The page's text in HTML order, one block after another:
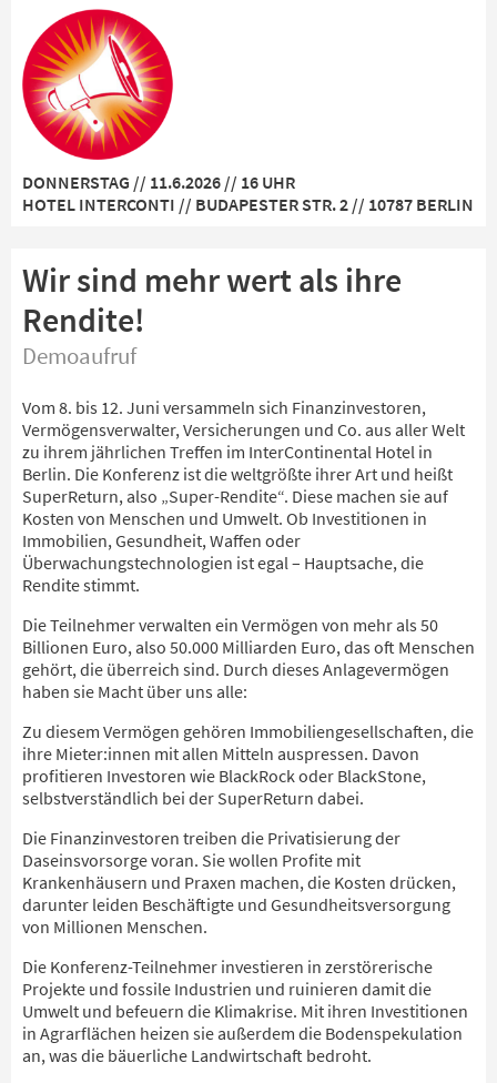
DONNERSTAG // 11.6.2026 // 16 UHR
HOTEL INTERCONTI // BUDAPESTER STR. 2 // 10787 BERLIN
Wir sind mehr wert als ihre
Rendite!
Demoaufruf
Vom 8. bis 12. Juni versammeln sich Finanzinvestoren,
Vermögensverwalter, Versicherungen und Co. aus aller Welt
zu ihrem jährlichen Treffen im InterContinental Hotel in
Berlin. Die Konferenz ist die weltgrößte ihrer Art und heißt
SuperReturn, also „Super-Rendite“. Diese machen sie auf
Kosten von Menschen und Umwelt. Ob Investitionen in
Immobilien, Gesundheit, Waffen oder
Überwachungstechnologien ist egal – Hauptsache, die
Rendite stimmt.
Die Teilnehmer verwalten ein Vermögen von mehr als 50
Billionen Euro, also 50.000 Milliarden Euro, das oft Menschen
gehört, die überreich sind. Durch dieses Anlagevermögen
haben sie Macht über uns alle:
Zu diesem Vermögen gehören Immobiliengesellschaften, die
ihre Mieter:innen mit allen Mitteln auspressen. Davon
profitieren Investoren wie BlackRock oder BlackStone,
selbstverständlich bei der SuperReturn dabei.
Die Finanzinvestoren treiben die Privatisierung der
Daseinsvorsorge voran. Sie wollen Profite mit
Krankenhäusern und Praxen machen, die Kosten drücken,
darunter leiden Beschäftigte und Gesundheitsversorgung
von Millionen Menschen.
Die Konferenz-Teilnehmer investieren in zerstörerische
Projekte und fossile Industrien und ruinieren damit die
Umwelt und befeuern die Klimakrise. Mit ihren Investitionen
in Agrarflächen heizen sie außerdem die Bodenspekulation
an, was die bäuerliche Landwirtschaft bedroht.